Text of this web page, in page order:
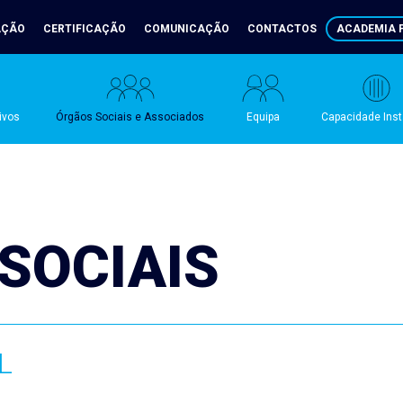
CERTIFICAÇÃO COMUNICAÇÃO CONTACTOS ACADEMIA
Órgãos Sociais e Associados Equipa Capacidade